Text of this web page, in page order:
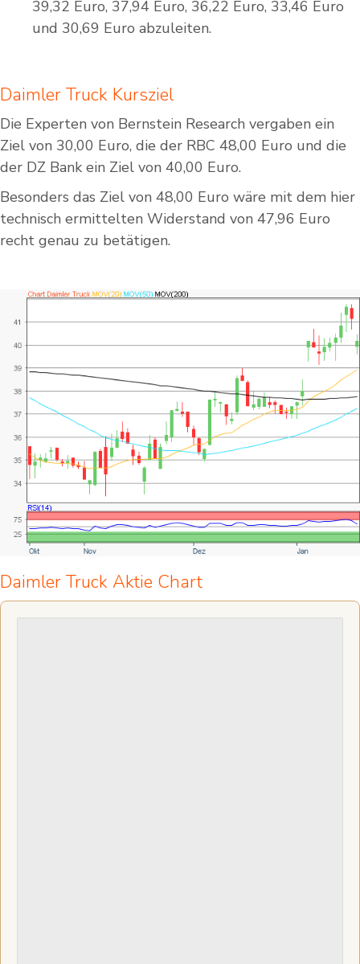
39,32 Euro, 37,94 Euro, 36,22 Euro, 33,46 Euro
und 30,69 Euro abzuleiten.
Daimler Truck Kursziel
Die Experten von Bernstein Research vergaben ein
Ziel von 30,00 Euro, die der RBC 48,00 Euro und die
der DZ Bank ein Ziel von 40,00 Euro.
Besonders das Ziel von 48,00 Euro wäre mit dem hier
technisch ermittelten Widerstand von 47,96 Euro
recht genau zu betätigen.
Daimler Truck Aktie Chart